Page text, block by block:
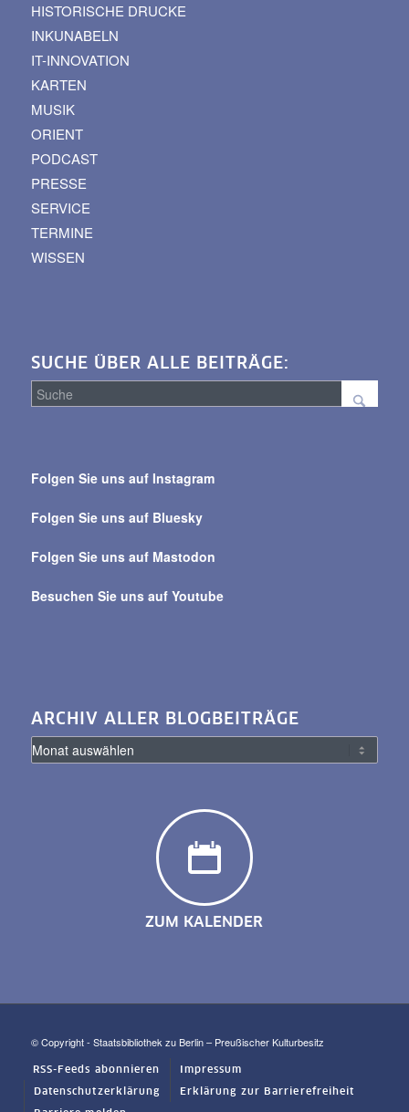
HISTORISCHE DRUCKE
INKUNABELN
IT-INNOVATION
KARTEN
MUSIK
ORIENT
PODCAST
PRESSE
SERVICE
TERMINE
WISSEN
SUCHE ÜBER ALLE BEITRÄGE:
alle
Folgen Sie uns auf Instagram
Folgen Sie uns auf Bluesky
Folgen Sie uns auf Mastodon
Besuchen Sie uns auf Youtube
ARCHIV ALLER BLOGBEITRÄGE
ZUM KALENDER
© Copyright - Staatsbibliothek zu Berlin – Preußischer Kulturbesitz
RSS-Feeds abonnieren Impressum
Datenschutzerklärung Erklärung zur Barrierefreiheit